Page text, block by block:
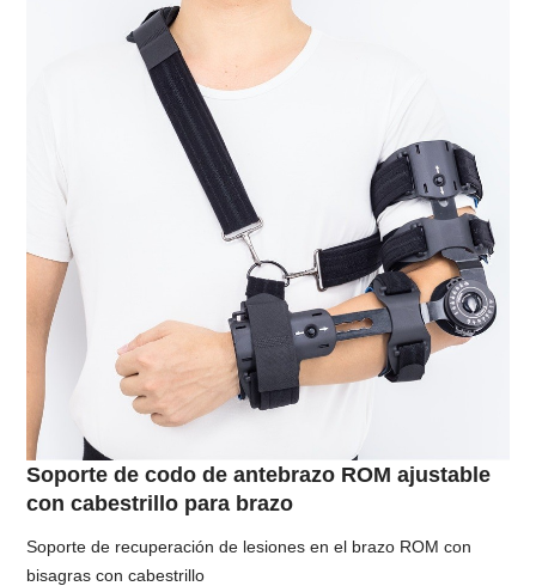
Soporte de codo de antebrazo ROM ajustable
con cabestrillo para brazo
Soporte de recuperación de lesiones en el brazo ROM con
bisagras con cabestrillo